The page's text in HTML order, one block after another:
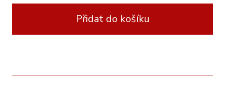
Přidat do košíku